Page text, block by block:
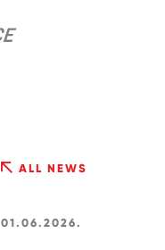
ALL NEWS
01.06.2026.